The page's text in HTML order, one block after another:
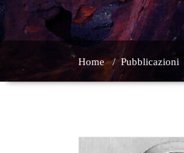
Home/Pubblicazioni